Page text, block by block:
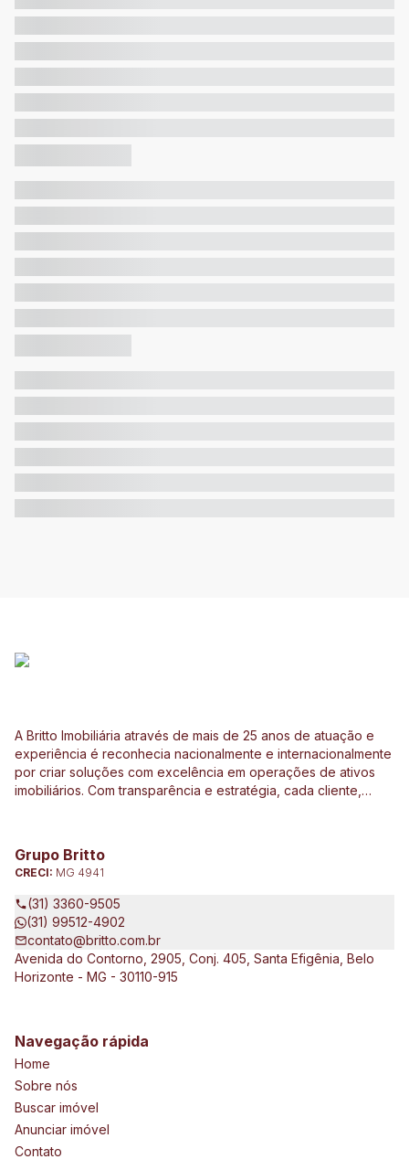
A Britto Imobiliária através de mais de 25 anos de atuação e
experiência é reconhecia nacionalmente e internacionalmente
por criar soluções com excelência em operações de ativos
imobiliários. Com transparência e estratégia, cada cliente,
investimentos ligados ao mercado imobiliário, construção civil,
incorporação de empreendimentos, avaliações e perícias de
imóveis urbanos e rurais. Atuamos no Brasil e no exterior, junto
a clientes exigentes e de vários tipos e porte, que pretendem
expandir seus negócios.
Grupo Britto
CRECI: MG 4941
(31) 3360-9505
(31) 99512-4902
contato@britto.com.br
Avenida do Contorno, 2905, Conj. 405, Santa Efigênia, Belo
Horizonte - MG - 30110-915
Navegação rápida
Home
Sobre nós
Buscar imóvel
Anunciar imóvel
Contato